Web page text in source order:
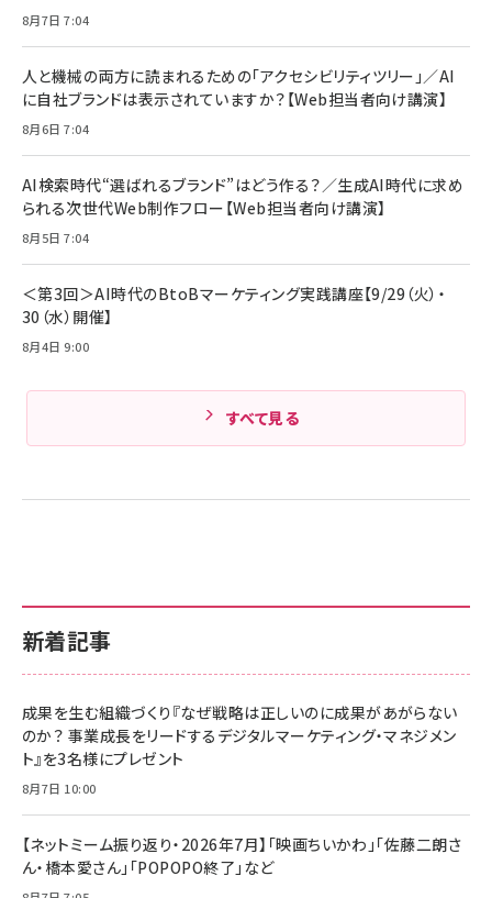
組織の成果を最大化する ルールのデザイン
￥1,980
Amazonランキングをもっと見る
全ワイヤレスイヤホン/アクティブノイズキャンセリ
技術基準適合】ブラック
￥5,990
ケーブル Anker絡まないケーブル 240W 結束バン
ド付き USB PD対応 シリコン素材採用 iPhone
17 / 16 / 15 / Galaxy iPad Pro MacBook
Pro/Air 各種対応 (1.8m ミッドナイトブラック)
￥1,890
サッポロ 生ビール 黒ラベル 350ml 缶 24本 ビー
ル ケース買い【6/30応募〆切! 黒ラベルビヤセラー
￥4,857
新着記事
成果を生む組織づくり『なぜ戦略は正しいのに成果があがらない
のか？ 事業成長をリードするデジタルマーケティング・マネジメン
ト』を3名様にプレゼント
8月7日 10:00
【ネットミーム振り返り・2026年7月】「映画ちいかわ」「佐藤二朗さ
ん・橋本愛さん」「POPOPO終了」など
8月7日 7:04
人と機械の両方に読まれるための「アクセシビリティツリー」／AI
に自社ブランドは表示されていますか？【Web担当者向け講演】
8月6日 7:04
AI検索時代“選ばれるブランド”はどう作る？／生成AI時代に求め
られる次世代Web制作フロー【Web担当者向け講演】
8月5日 7:04
＜第3回＞AI時代のBtoBマーケティング実践講座【9/29（火）・
30（水）開催】
8月4日 9:00
すべて見る